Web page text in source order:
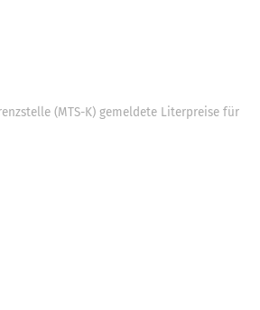
(MTS-K) gemeldete Literpreise für